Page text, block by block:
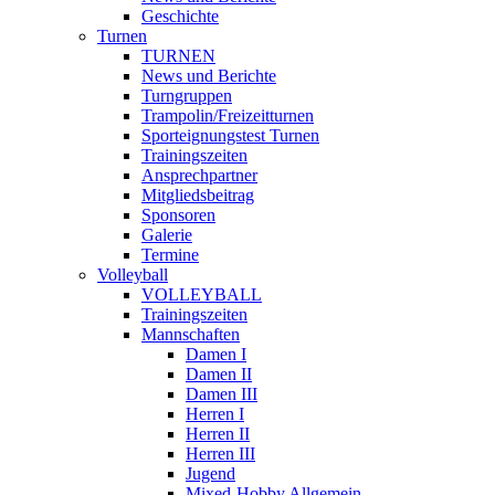
Geschichte
Turnen
TURNEN
News und Berichte
Turngruppen
Trampolin/Freizeitturnen
Sporteignungstest Turnen
Trainingszeiten
Ansprechpartner
Mitgliedsbeitrag
Sponsoren
Galerie
Termine
Volleyball
VOLLEYBALL
Trainingszeiten
Mannschaften
Damen I
Damen II
Damen III
Herren I
Herren II
Herren III
Jugend